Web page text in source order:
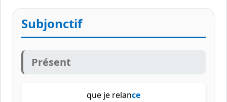
Subjonctif
Présent
que je relance